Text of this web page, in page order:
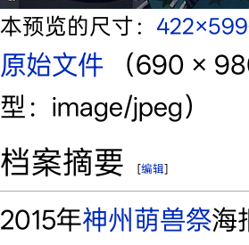
本预览的尺寸：
原始文件‎
（690 ×
型：image/jpeg）
档案摘要 [编辑]
2015年神州萌兽祭海